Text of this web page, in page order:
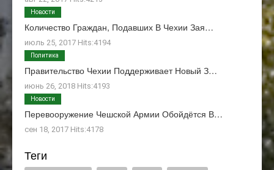
Количество Граждан, Подавших В Чехии Зая…
июль 25, 2017 Hits:4194
Новости
Правительство Чехии Поддерживает Новый З…
июнь 26, 2018 Hits:4193
Политика
Перевооружение Чешской Армии Обойдётся В…
сен 18, 2017 Hits:4178
Новости
Теги